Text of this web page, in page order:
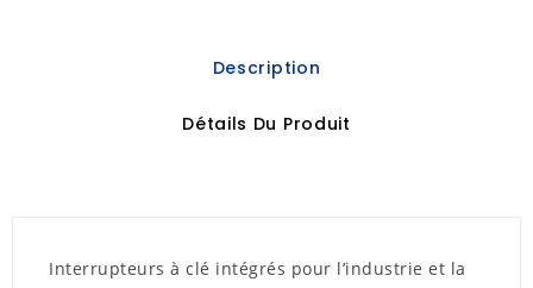
Description
Détails Du Produit
Interrupteurs à clé intégrés pour l’industrie et la